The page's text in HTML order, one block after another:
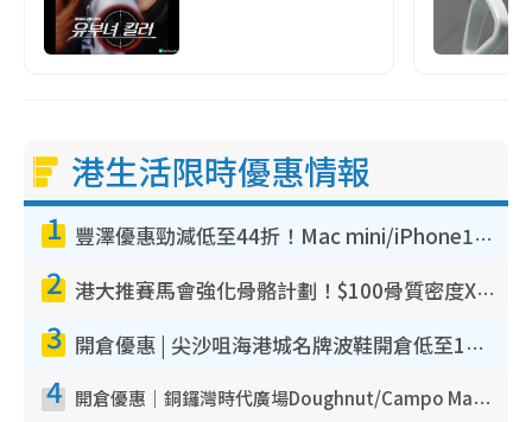
港生活限時優惠情報
1 豐澤優惠勁減低至44折！Mac mini/iPhone17Pro大減價！廚房家電$220起
2 港大推賽馬會強化骨骼計劃！$100骨質密度X光檢查 完成免費運動訓練送超市禮券！附參加資格
3 開倉優惠 | 尖沙咀海港城名牌波鞋開倉低至1折！On鞋$899起／Joy&Peace鞋履$98起
4 開倉優惠｜銅鑼灣時代廣場Doughnut/Campo Marzio開倉低至1折！背囊、書包、手袋劈價$200起